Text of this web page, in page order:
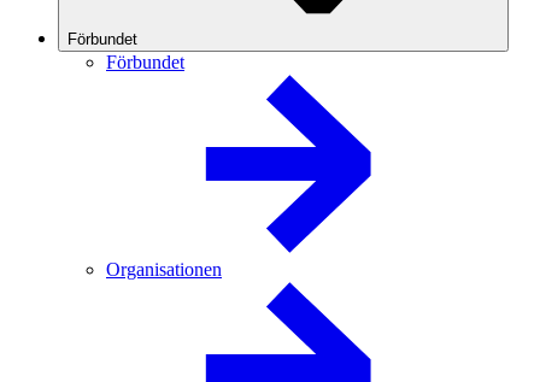
Förbundet
Förbundet
Organisationen